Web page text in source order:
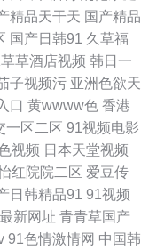
五月天网 综合熟女午夜
色色午夜影院 2026男人
艹13 中文字幕中日3级
欧美日韩簧片 91中文字
先锋韩国美女 AV天堂伦
91视频精选 97影院亚
精品天干天 国产精品
国产日韩91 久草福
草酒店视频 韩日一
子视频污 亚洲色欲天
口 黄wwww色 香港
一区二区 91视频电影
视频 日本天堂视频
红院院二区 爱豆传
日韩精品91 91视频
新网址 青青草国产
91色情激情网 中国韩